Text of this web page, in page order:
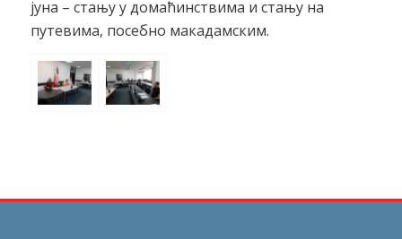
јуна – стању у домаћинствима и стању на
путевима, посебно макадамским.